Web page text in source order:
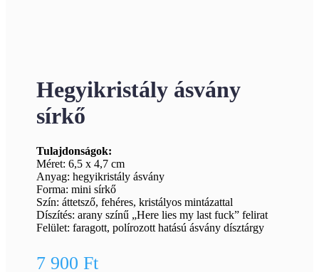
Hegyikristály ásvány
sírkő
Tulajdonságok:
Méret: 6,5 x 4,7 cm
Anyag: hegyikristály ásvány
Forma: mini sírkő
Szín: áttetsző, fehéres, kristályos mintázattal
Díszítés: arany színű „Here lies my last fuck” felirat
Felület: faragott, polírozott hatású ásvány dísztárgy
7 900Ft